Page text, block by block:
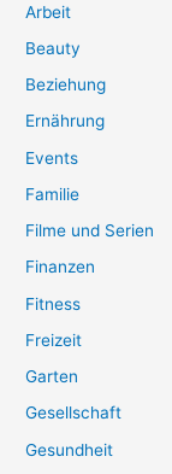
Arbeit
Beauty
Beziehung
Ernährung
Events
Familie
Filme und Serien
Finanzen
Fitness
Freizeit
Garten
Gesellschaft
Gesundheit